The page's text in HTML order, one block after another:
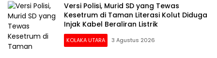
Versi Polisi, Murid SD yang Tewas
Kesetrum di Taman Literasi Kolut Diduga
Injak Kabel Beraliran Listrik
KOLAKA UTARA 3 Agustus 2026